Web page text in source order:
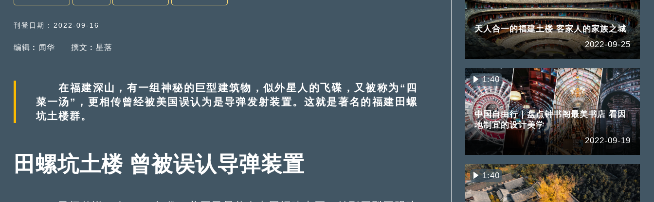
刊登日期 : 2022-09-16
编辑︰闻华 撰文︰星落
在福建深山，有一组神秘的巨型建筑物，似外星人的飞碟，又被称为“四
菜一汤”，更相传曾经被美国误认为是导弹发射装置。这就是著名的福建田螺
坑土楼群。
田螺坑土楼 曾被误认导弹装置
天人合一的福建土楼 客家人的家族之城
2022-09-25
1:40
中国自由行｜盘点钟书阁最美书店 看因
地制宜的设计美学
2022-09-19
1:40